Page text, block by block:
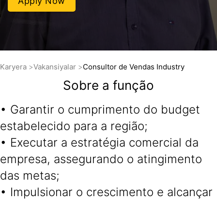
Karyera Vakansiyalar Consultor de Vendas Industry
Sobre a função
• Garantir o cumprimento do budget
estabelecido para a região;
• Executar a estratégia comercial da
empresa, assegurando o atingimento
das metas;
• Impulsionar o crescimento e alcançar